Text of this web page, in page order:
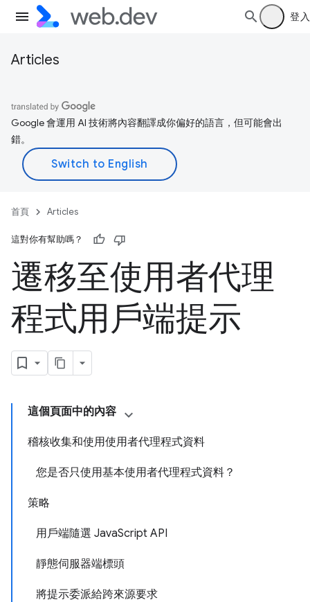
登入
Articles
Google 會運用 AI 技術將內容翻譯成你偏好的語言，但可能會出
錯。
首頁 Articles
這對你有幫助嗎？
遷移至使用者代理
程式用戶端提示
這個頁面中的內容
稽核收集和使用使用者代理程式資料
您是否只使用基本使用者代理程式資料？
策略
用戶端隨選 JavaScript API
靜態伺服器端標頭
將提示委派給跨來源要求